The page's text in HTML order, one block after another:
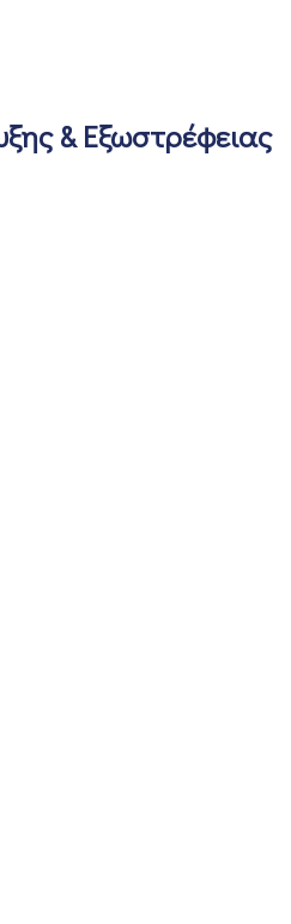
& Εξωστρέφειας